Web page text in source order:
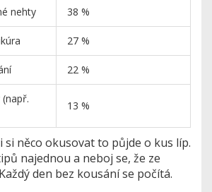
nehty 38 %
27 %
22 %
13 %
si něco okusovat to půjde o kus líp.
najednou a neboj se, že ze
den bez kousání se počítá.